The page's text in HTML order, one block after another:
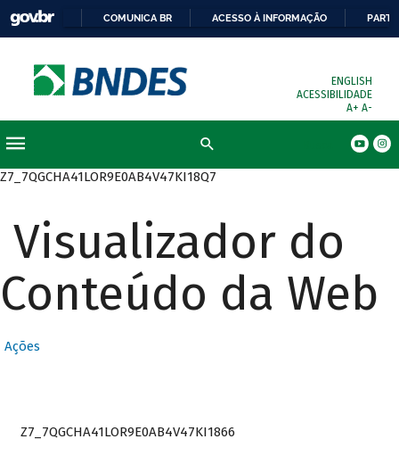
COMUNICA BR ACESSO À INFORMAÇÃO
ENGLISH
ACESSIBILIDADE
A+ A-
Z7_7QGCHA41LOR9E0AB4V47KI18Q7
Visualizador do
Conteúdo da Web
Ações
Z7_7QGCHA41LOR9E0AB4V47KI1866